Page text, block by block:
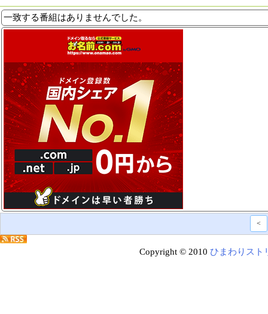
一致する番組はありませんでした。
<
Copyright © 2010 ひまわりスト